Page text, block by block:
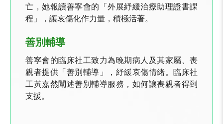
亡，她報讀善寧會的「外展紓緩治療助理證書課
程」，讓哀傷化作力量，積極活著。
善別輔導
善寧會的臨床社工致力為晚期病人及其家屬、喪
親者提供「善別輔導」，紓緩哀傷情緒。臨床社
工黃嘉然闡述善別輔導服務，如何讓喪親者得到
支援。